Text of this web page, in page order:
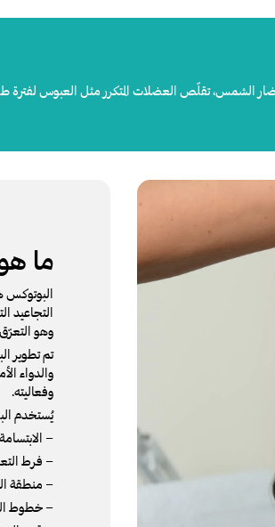
الشمس، تقلّص العضلات المتكرر مثل العبوس لفترة
ما
البوتوكس
التجاعيد
وهو
والدواء
وفعاليته.
يُستخدم
–
– فرط
– منطقة
– خطوط